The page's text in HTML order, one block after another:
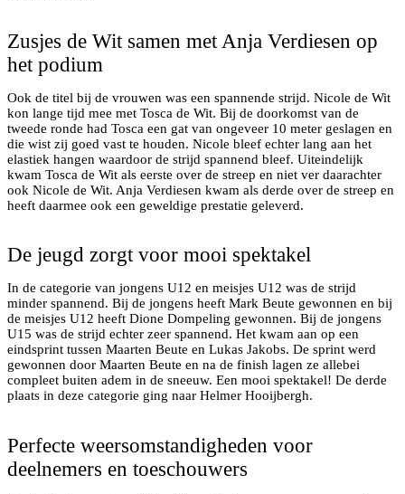
Zusjes de Wit samen met Anja Verdiesen op
het podium
Ook de titel bij de vrouwen was een spannende strijd. Nicole de Wit
kon lange tijd mee met Tosca de Wit. Bij de doorkomst van de
tweede ronde had Tosca een gat van ongeveer 10 meter geslagen en
die wist zij goed vast te houden. Nicole bleef echter lang aan het
elastiek hangen waardoor de strijd spannend bleef. Uiteindelijk
kwam Tosca de Wit als eerste over de streep en niet ver daarachter
ook Nicole de Wit. Anja Verdiesen kwam als derde over de streep en
heeft daarmee ook een geweldige prestatie geleverd.
De jeugd zorgt voor mooi spektakel
In de categorie van jongens U12 en meisjes U12 was de strijd
minder spannend. Bij de jongens heeft Mark Beute gewonnen en bij
de meisjes U12 heeft Dione Dompeling gewonnen. Bij de jongens
U15 was de strijd echter zeer spannend. Het kwam aan op een
eindsprint tussen Maarten Beute en Lukas Jakobs. De sprint werd
gewonnen door Maarten Beute en na de finish lagen ze allebei
compleet buiten adem in de sneeuw. Een mooi spektakel! De derde
plaats in deze categorie ging naar Helmer Hooijbergh.
De startplaats vroeg in de ochtend voorafgaand aan de
Perfecte weersomstandigheden voor
deelnemers en toeschouwers